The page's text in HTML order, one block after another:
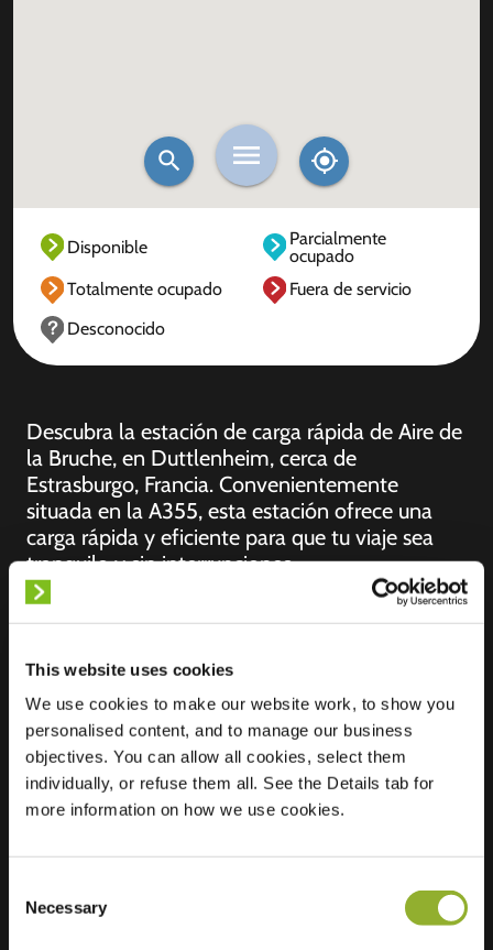
This website uses cookies
We use cookies to make our website work, to show you
personalised content, and to manage our business
objectives. You can allow all cookies, select them
individually, or refuse them all. See the Details tab for
more information on how we use cookies.
Selection
Necessary
Disponible
Parcialmente
ocupado
Totalmente ocupado
Fuera de servicio
Desconocido
Descubra la estación de carga rápida de Aire de
la Bruche, en Duttlenheim, cerca de
Estrasburgo, Francia. Convenientemente
situada en la A355, esta estación ofrece una
carga rápida y eficiente para que tu viaje sea
tranquilo y sin interrupciones.
Ubicación
Aire de la Bruche_A
67120 Duttlenheim
Francia
Ultra-Fast
0 of 7 available